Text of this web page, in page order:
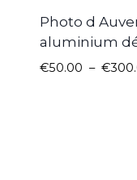
Photo d
aluminium
€50.00 – €